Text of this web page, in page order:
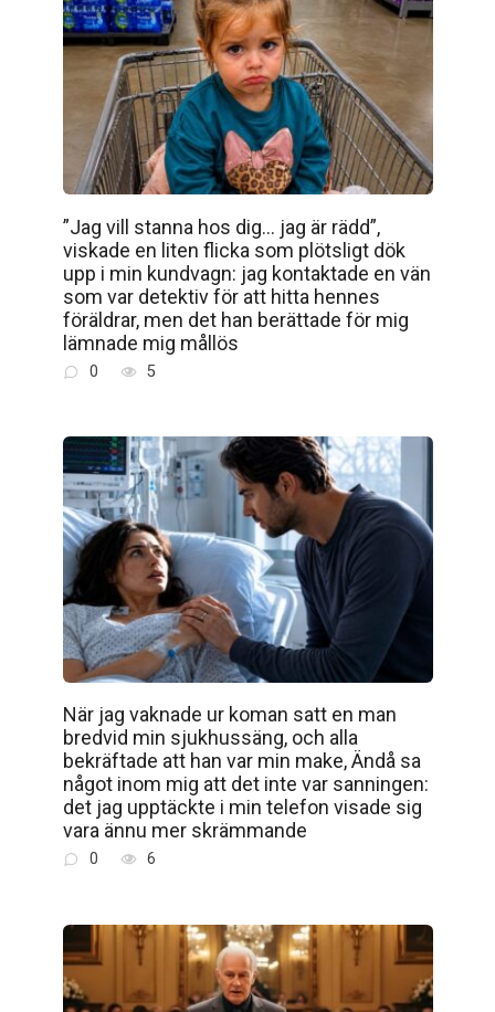
”Jag vill stanna hos dig… jag är rädd”,
viskade en liten flicka som plötsligt dök
upp i min kundvagn: jag kontaktade en vän
som var detektiv för att hitta hennes
föräldrar, men det han berättade för mig
lämnade mig mållös
0 5
När jag vaknade ur koman satt en man
bredvid min sjukhussäng, och alla
bekräftade att han var min make, Ändå sa
något inom mig att det inte var sanningen:
det jag upptäckte i min telefon visade sig
vara ännu mer skrämmande
0 6